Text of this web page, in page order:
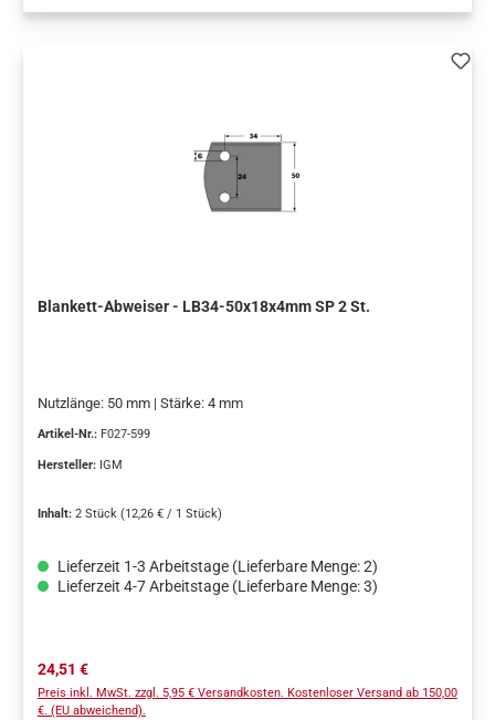
Blankett-Abweiser - LB34-50x18x4mm SP 2 St.
Nutzlänge: 50 mm | Stärke: 4 mm
Artikel-Nr.: F027-599
Hersteller: IGM
Inhalt: 2 Stück (12,26 € / 1 Stück)
Lieferzeit 1-3 Arbeitstage (Lieferbare Menge: 2)
Lieferzeit 4-7 Arbeitstage (Lieferbare Menge: 3)
Regulärer Preis:
24,51 €
Preis inkl. MwSt. zzgl. 5,95 € Versandkosten. Kostenloser Versand ab 150,00
€. (EU abweichend).